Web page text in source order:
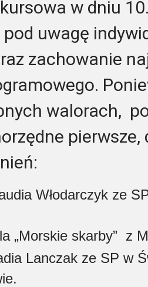
w dniu
pod uwagę
zachowanie
walorach,
Włodarczyk ze
„Morskie skarby” z
Lanczak ze SP w